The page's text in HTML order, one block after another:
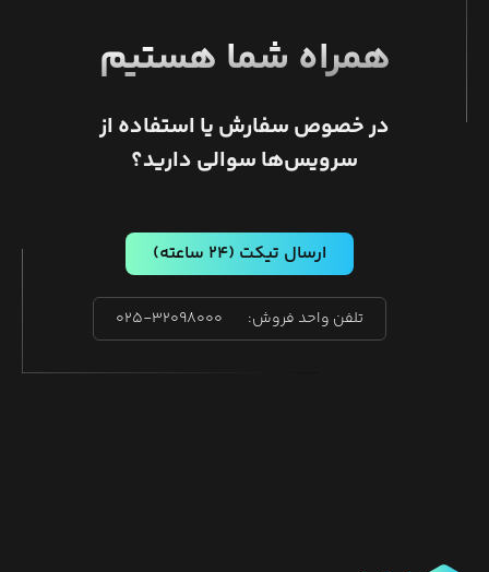
همراه شما هستیم
در خصوص سفارش یا استفاده از
سرویس‌ها سوالی دارید؟
ارسال تیکت (۲۴ ساعته)
تلفن واحد فروش: ۰۲۵-۳۲۰۹۸۰۰۰